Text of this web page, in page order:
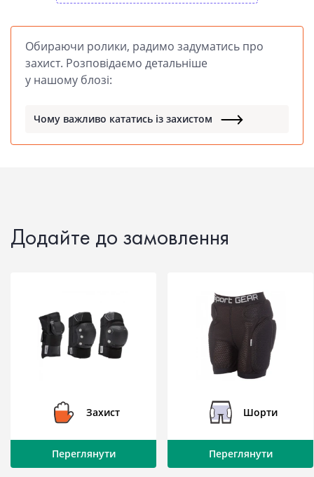
Обираючи ролики, радимо задуматись про
захист. Розповідаємо детальніше
у нашому блозі:
Чому важливо кататись із захистом
Додайте до замовлення
Захист
Переглянути
Шорти
Переглянути